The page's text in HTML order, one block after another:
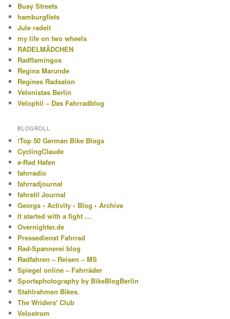
Busy Streets
hamburgfiets
Jule radelt
my life on two wheels
RADELMÄDCHEN
Radflamingos
Regina Marunde
Regines Radsalon
Velonistas Berlin
Velophil – Das Fahrradblog
BLOGROLL
!Top 50 German Bike Blogs
CyclingClaude
e-Rad Hafen
fahrradio
fahrradjournal
fahrstil Journal
Georgs • Activity • Blog • Archive
It started with a fight …
Overnighter.de
Pressedienst Fahrrad
Rad-Spannerei blog
Radfahren – Reisen – MS
Spiegel online – Fahrräder
Sportsphotography by BikeBlogBerlin
Stahlrahmen Bikes.
The Wriders' Club
Velostrom